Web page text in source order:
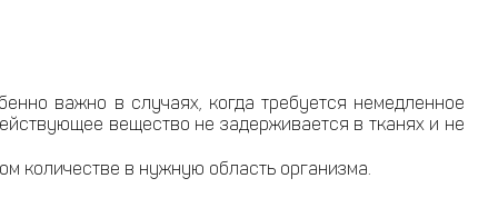
важно в случаях, когда требуется немедленное
вещество не задерживается в тканях и не
количестве в нужную область организма.